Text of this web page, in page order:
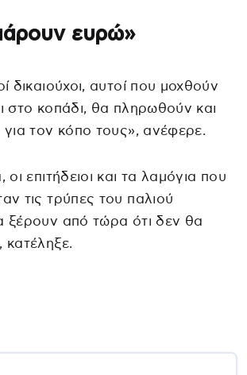
ευρώ»
δικαιούχοι, αυτοί που μοχθούν
στο κοπάδι, θα πληρωθούν και
για τον κόπο τους», ανέφερε.
επιτήδειοι και τα λαμόγια που
τις τρύπες του παλιού
ξέρουν από τώρα ότι δεν θα